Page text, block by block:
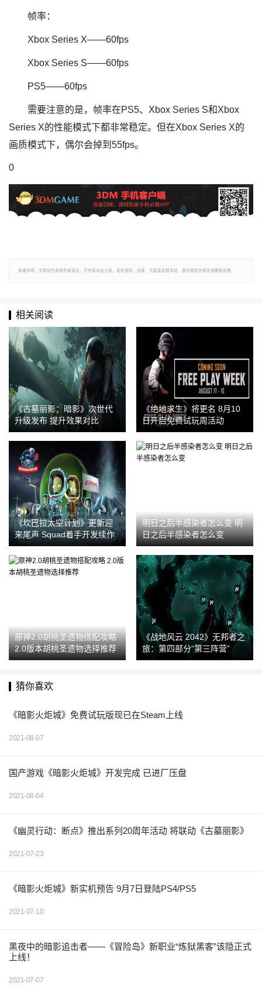
帧率：
Xbox Series X——60fps
Xbox Series S——60fps
PS5——60fps
需要注意的是，帧率在PS5、Xbox Series S和Xbox
Series X的性能模式下都非常稳定。但在Xbox Series X的
画质模式下，偶尔会掉到55fps。
0
郑重声明：文章仅代表原作者观点，不代表本站立场；如有侵权、违规，可直接反馈本站，我们将会作修改或删除处理。
相关阅读
《古墓丽影：暗影》次世代
升级发布 提升效果对比
《绝地求生》将更名 8月10
日开启免费试玩周活动
《坎巴拉太空计划》更新迎
来尾声 Squad着手开发续作
明日之后半感染者怎么变 明
日之后半感染者怎么变
原神2.0胡桃圣遗物搭配攻略
2.0版本胡桃圣遗物选择推荐
《战地风云 2042》无邦者之
旅：第四部分“第三阵营”
猜你喜欢
《暗影火炬城》免费试玩版现已在Steam上线
2021-08-07
国产游戏《暗影火炬城》开发完成 已进厂压盘
2021-08-04
《幽灵行动：断点》推出系列20周年活动 将联动《古墓丽影》
2021-07-23
《暗影火炬城》新实机预告 9月7日登陆PS4/PS5
2021-07-10
黑夜中的暗影追击者——《冒险岛》新职业“炼狱黑客”该隐正式
上线！
2021-07-07